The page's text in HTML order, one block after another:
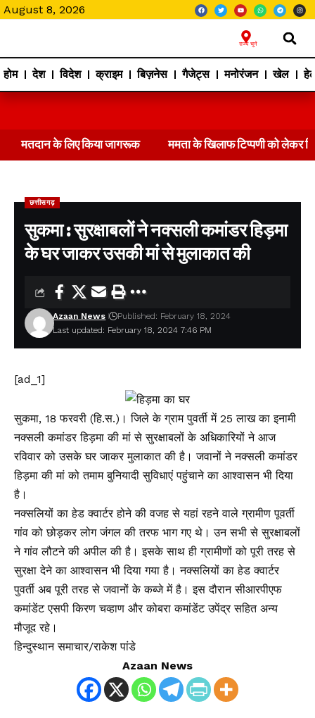
August 8, 2026
राज्य चुने
होम देश विदेश क्राइम बिज़नेस गैजेट्स मनोरंजन खेल
मतदान के लिए किया जागरूक ममता के खिलाफ टिप्पणी को लेकर
छत्तीसगढ़
सुकमा : सुरक्षाबलों ने नक्सली कमांडर हिड़मा
के घर जाकर उसकी मां से मुलाकात की
Last updated: February 18, 2024 7:46 PM
Azaan News Published: February 18, 2024
[ad_1]
सुकमा, 18 फरवरी (हि.स.)। जिले के ग्राम पुवर्ती में 25 लाख का इनामी
नक्सली कमांडर हिड़मा की मां से सुरक्षाबलों के अधिकारियों ने आज
रविवार को उसके घर जाकर मुलाकात की है। जवानों ने नक्सली कमांडर
हिड़मा की मां को तमाम बुनियादी सुविधाएं पहुंचाने का आश्वासन भी दिया
है।
नक्सलियों का हेड क्वार्टर होने की वजह से यहां रहने वाले ग्रामीण पूवर्ती
गांव को छोड़कर लोग जंगल की तरफ भाग गए थे। उन सभी से सुरक्षाबलों
ने गांव लौटने की अपील की है। इसके साथ ही ग्रामीणों को पूरी तरह से
सुरक्षा देने का आश्वासन भी दिया गया है। नक्सलियों का हेड क्वार्टर
पुवर्ती अब पूरी तरह से जवानों के कब्जे में है। इस दौरान सीआरपीएफ
कमांडेंट एसपी किरण चव्हाण और कोबरा कमांडेंट उपेंद्र सहित अन्य
मौजूद रहे।
हिन्दुस्थान समाचार/राकेश पांडे
Azaan News